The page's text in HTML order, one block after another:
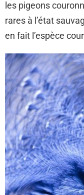
les pigeons
rares à l’état
en fait l’espèce